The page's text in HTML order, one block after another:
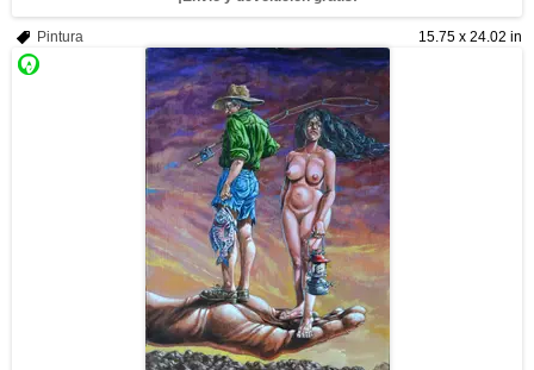
15.75 x 24.02 in
Pintura